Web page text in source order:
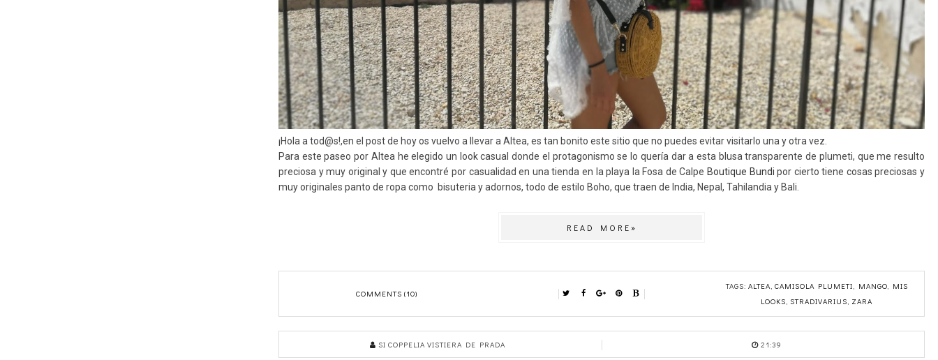
¡Hola a tod@s!,en el post de hoy os vuelvo a llevar a Altea, es tan bonito este sitio que no puedes evitar visitarlo una y otra vez.
Para este paseo por Altea he elegido un look casual donde el protagonismo se lo quería dar a esta blusa transparente de plumeti, que me resulto
preciosa y muy original y que encontré por casualidad en una tienda en la playa la Fosa de Calpe Boutique Bundipor cierto tiene cosas preciosas y
muy originales panto de ropa como bisuteria y adornos, todo de estilo Boho, que traen de India, Nepal, Tahilandia y Bali.
READ MORE»
COMMENTS (10)
TAGS: ALTEA, CAMISOLA PLUMETI, MANGO, MIS
LOOKS, STRADIVARIUS, ZARA
SI COPPELIA VISTIERA DE PRADA 21:39